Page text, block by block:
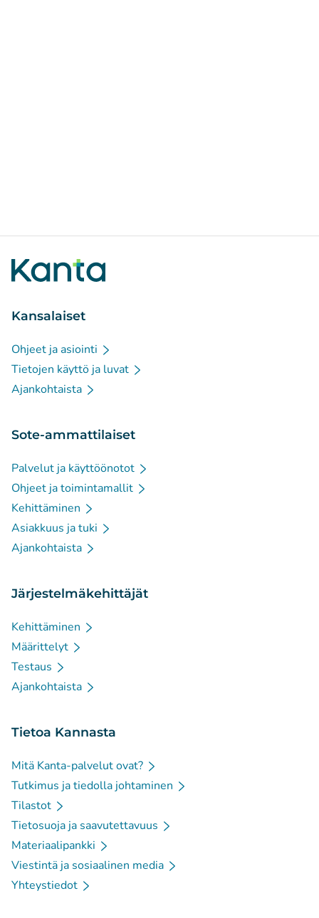
Kansalaiset
Ohjeet ja asiointi
Tietojen käyttö ja luvat
Ajankohtaista
Sote-ammattilaiset
Palvelut ja käyttöönotot
Ohjeet ja toimintamallit
Kehittäminen
Asiakkuus ja tuki
Ajankohtaista
Järjestelmäkehittäjät
Kehittäminen
Määrittelyt
Testaus
Ajankohtaista
Tietoa Kannasta
Mitä Kanta-palvelut ovat?
Tutkimus ja tiedolla johtaminen
Tilastot
Tietosuoja ja saavutettavuus
Materiaalipankki
Viestintä ja sosiaalinen media
Yhteystiedot